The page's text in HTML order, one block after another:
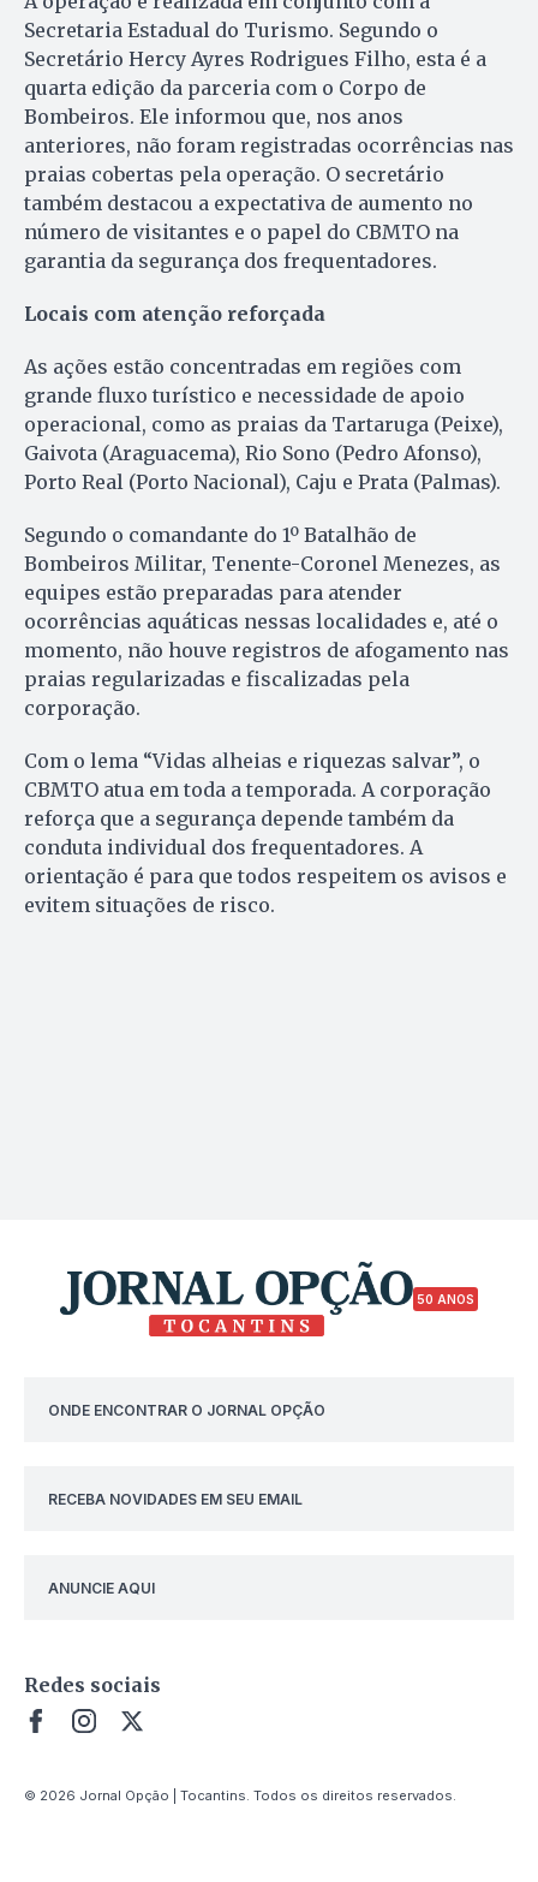
Secretaria Estadual do Turismo. Segundo o
Secretário Hercy Ayres Rodrigues Filho, esta é a
quarta edição da parceria com o Corpo de
Bombeiros. Ele informou que, nos anos
anteriores, não foram registradas ocorrências nas
praias cobertas pela operação. O secretário
também destacou a expectativa de aumento no
número de visitantes e o papel do CBMTO na
garantia da segurança dos frequentadores.
Locais com atenção reforçada
As ações estão concentradas em regiões com
grande fluxo turístico e necessidade de apoio
operacional, como as praias da Tartaruga (Peixe),
Gaivota (Araguacema), Rio Sono (Pedro Afonso),
Porto Real (Porto Nacional), Caju e Prata (Palmas).
Segundo o comandante do 1º Batalhão de
Bombeiros Militar, Tenente-Coronel Menezes, as
equipes estão preparadas para atender
ocorrências aquáticas nessas localidades e, até o
momento, não houve registros de afogamento nas
praias regularizadas e fiscalizadas pela
corporação.
Com o lema “Vidas alheias e riquezas salvar”, o
CBMTO atua em toda a temporada. A corporação
reforça que a segurança depende também da
conduta individual dos frequentadores. A
orientação é para que todos respeitem os avisos e
evitem situações de risco.
50 ANOS
ONDE ENCONTRAR O JORNAL OPÇÃO
RECEBA NOVIDADES EM SEU EMAIL
ANUNCIE AQUI
Redes sociais
© 2026 Jornal Opção | Tocantins. Todos os direitos reservados.